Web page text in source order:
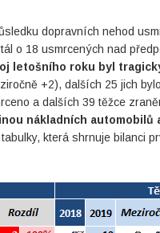
dopravních nehod
o 18 usmrcených nad
letošního roku byl
+2), dalších 25 jich
a dalších 39 těžce
nákladních automobilů
která shrnuje bilanci